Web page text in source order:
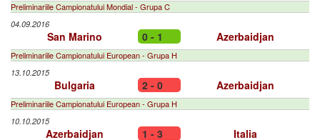
Preliminariile Campionatului Mondial - Grupa C
04.09.2016
San Marino 0 - 1 Azerbaidjan
Preliminariile Campionatului European - Grupa H
13.10.2015
Bulgaria 2 - 0 Azerbaidjan
Preliminariile Campionatului European - Grupa H
10.10.2015
Azerbaidjan 1 - 3 Italia